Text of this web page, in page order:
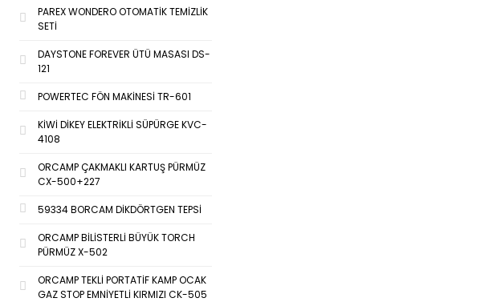
PAREX WONDERO OTOMATİK TEMİZLİK
SETİ
DAYSTONE FOREVER ÜTÜ MASASI DS-
121
POWERTEC FÖN MAKİNESİ TR-601
KİWİ DİKEY ELEKTRİKLİ SÜPÜRGE KVC-
4108
ORCAMP ÇAKMAKLI KARTUŞ PÜRMÜZ
CX-500+227
59334 BORCAM DİKDÖRTGEN TEPSİ
ORCAMP BİLİSTERLİ BÜYÜK TORCH
PÜRMÜZ X-502
ORCAMP TEKLİ PORTATİF KAMP OCAK
GAZ STOP EMNİYETLİ KIRMIZI CK-505